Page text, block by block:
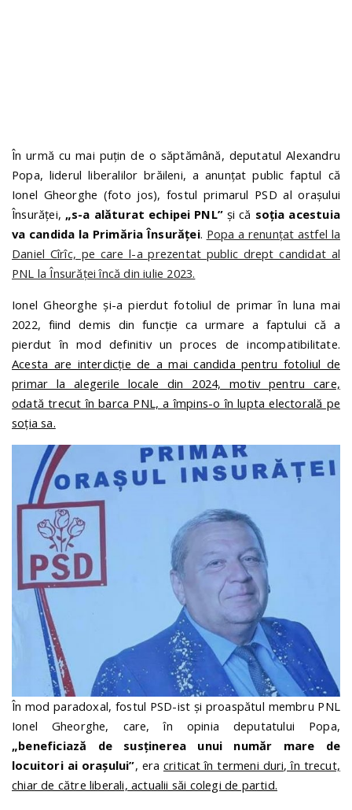
În urmă cu mai puțin de o săptămână, deputatul Alexandru
Popa, liderul liberalilor brăileni, a anunțat public faptul că
Ionel Gheorghe (foto jos), fostul primarul PSD al orașului
Însurăței, „s-a alăturat echipei PNL” și că soția acestuia
va candida la Primăria Însurăței. Popa a renunțat astfel la
Daniel Cîrîc, pe care l-a prezentat public drept candidat al
PNL la Însurăței încă din iulie 2023.
Ionel Gheorghe și-a pierdut fotoliul de primar în luna mai
2022, fiind demis din funcție ca urmare a faptului că a
pierdut în mod definitiv un proces de incompatibilitate.
Acesta are interdicție de a mai candida pentru fotoliul de
primar la alegerile locale din 2024, motiv pentru care,
odată trecut în barca PNL, a împins-o în lupta electorală pe
soția sa.
În mod paradoxal, fostul PSD-ist și proaspătul membru PNL
Ionel Gheorghe, care, în opinia deputatului Popa,
„beneficiază de susținerea unui număr mare de
locuitori ai orașului”, era criticat în termeni duri, în trecut,
chiar de către liberali, actualii săi colegi de partid.